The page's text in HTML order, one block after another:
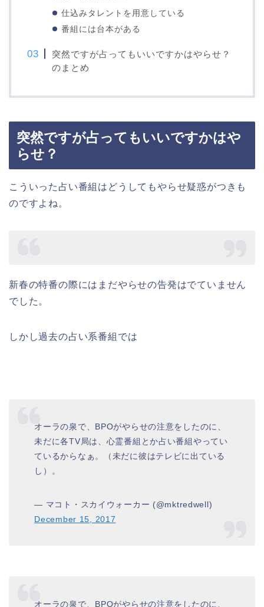
仕込みタレントを用意している
番組には台本がある
突然ですが占ってもいいですかはやらせ？
のまとめ
突然ですが占ってもいいですかはや
らせ？
こういった占い番組はどうしてもやらせ疑惑がつきも
のですよね。
新春の特番の際にはまだやらせの告発はでていません
でした。
しかし過去の占い系番組では
オーラの泉で、BPOがやらせの注意をしたのに、
未だに各TV局は、心霊番組とか占い番組やってい
ているからなぁ。（未だに彼はテレビに出ている
し）。
— マコト・スカイウォーカー (@mktredwell)
December 15, 2017
オーラの泉で、BPOがやらせの注意をしたのに、